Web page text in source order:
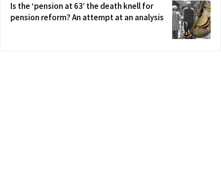
Is the ‘pension at 63’ the death knell for
pension reform? An attempt at an analysis